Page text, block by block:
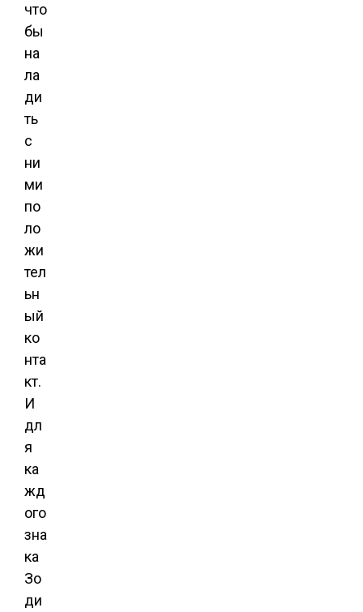
что
бы
на
ла
ди
ть
с
ни
ми
по
ло
жи
тел
ьн
ый
ко
нта
кт.
И
дл
я
ка
жд
ого
зна
ка
Зо
ди